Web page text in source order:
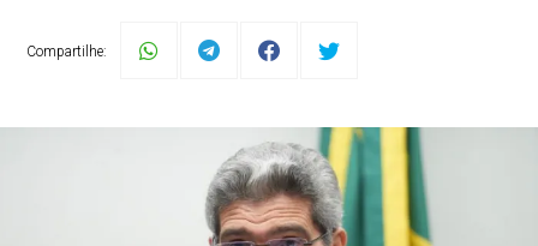
Compartilhe: